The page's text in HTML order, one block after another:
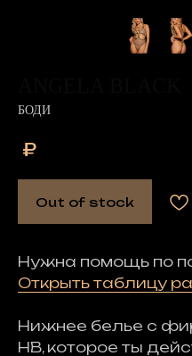
БОДИ
₽
Out of stock
Нужна помощь по
Открыть таблицу
Нижнее белье с
HB, которое ты